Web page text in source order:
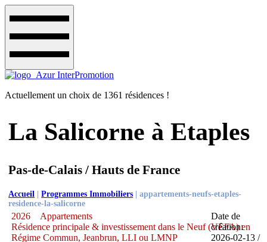
Actuellement un choix de 1361 résidences !
La Salicorne à Etaples
Pas-de-Calais / Hauts de France
Accueil |Programmes Immobiliers |appartements-neufs-etaples-
residence-la-salicorne
2026
Appartements
Résidence principale & investissement dans le Neuf (VEFA) en
Régime Commun, Jeanbrun, LLI ou LMNP
Date de
création:
2026-02-13 /